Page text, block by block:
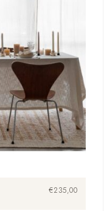
€235,00